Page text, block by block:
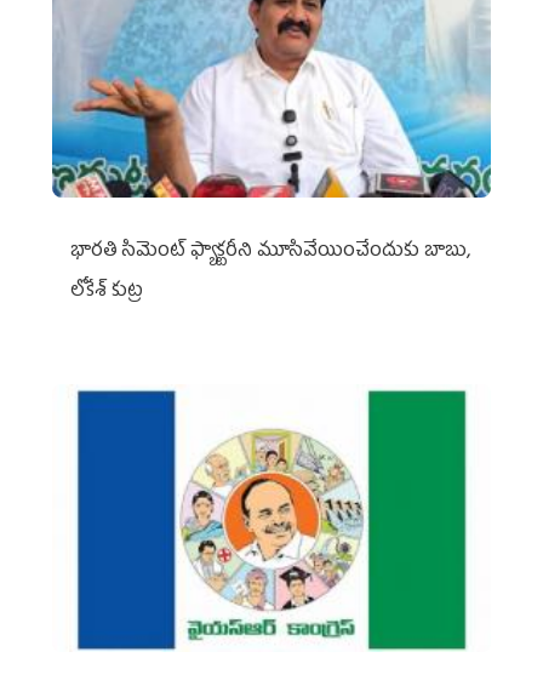
భారతి సిమెంట్ ఫ్యాక్టరీని మూసివేయించేందుకు బాబు,
లోకేశ్ కుట్ర